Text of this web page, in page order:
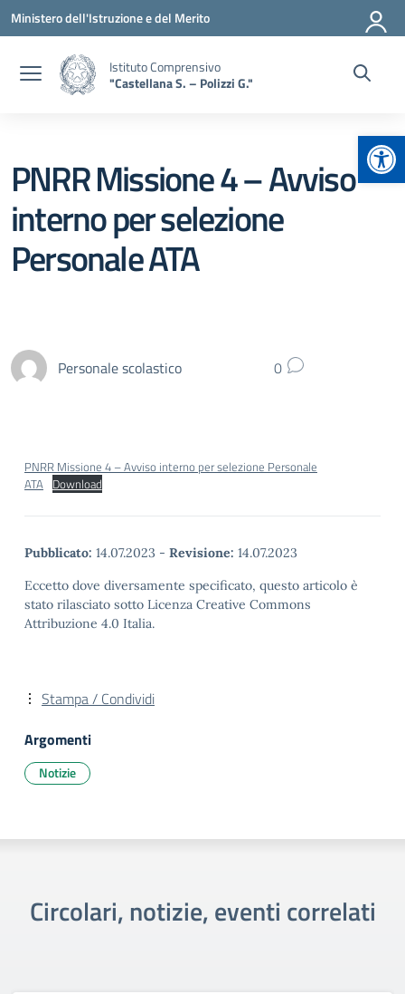
Vai ai contenuti
Vai al menu di navigazione
Vai al footer
Ministero dell'Istruzione e del Merito
Istituto Comprensivo
"Castellana S. – Polizzi G."
PNRR Missione 4 – Avviso
interno per selezione
Personale ATA
Personale scolastico 0
PNRR Missione 4 – Avviso interno per selezione Personale
ATA Download
Pubblicato: 14.07.2023 - Revisione: 14.07.2023
Eccetto dove diversamente specificato, questo articolo è
stato rilasciato sotto Licenza Creative Commons
Attribuzione 4.0 Italia.
Stampa / Condividi
Argomenti
Notizie
Circolari, notizie, eventi correlati